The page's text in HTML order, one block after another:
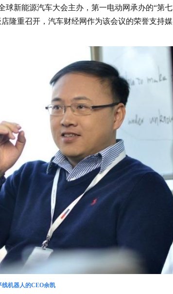
球新能源汽车大会主办，第一电动网承办的“第七
隆重召开，汽车财经网作为该会议的荣誉支持媒
线机器人的CEO余凯